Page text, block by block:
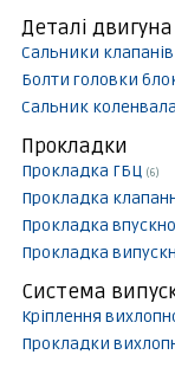
Деталі двигуна
Сальники клапанів
Болти головки
Сальник коленвала
Прокладки
Прокладка ГБЦ (6)
Прокладка
Прокладка
Прокладка
Система
Кріплення
Прокладки